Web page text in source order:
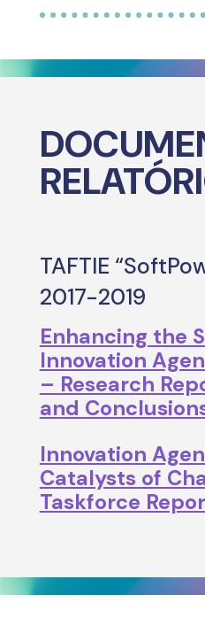
TAFTIE
2017-2019
Enhancing the
Innovation
– Research
and
Innovation
Catalysts of
Taskforce